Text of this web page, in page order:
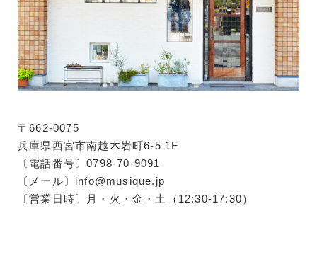
〒662-0075
兵庫県西宮市南越木岩町6-5 1F
〔電話番号〕0798-70-9091
〔メール〕info@musique.jp
〔営業日時〕月・火・金・土（12:30-17:30）